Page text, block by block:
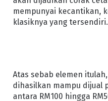
mempunyai kecantikan,
klasiknya yang tersendiri.
Atas sebab elemen
dihasilkan mampu dijual
antara RM100 hingga